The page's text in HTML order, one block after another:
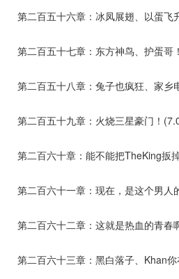
第二百五十六章：冰凤展翅、以蛋飞
第二百五十七章：东方神鸟、护蛋哥
第二百五十八章：兔子也疯狂、家乡
第二百五十九章：火烧三星豪门！
第二百六十章：能不能把TheKing扳
第二百六十一章：现在，是这个男人
第二百六十二章：这就是热血的青春
第二百六十三章：黑白落子、Khan